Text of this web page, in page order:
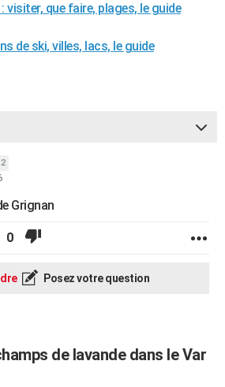
visiter, que faire, plages, le guide
de ski, villes, lacs, le guide
2
Grignan
0
Posez votre question
de lavande dans le Var